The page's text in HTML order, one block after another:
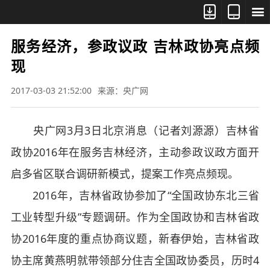



服务经济，参政议政 吉林政协亮点频
现
2017-03-03 21:52:00 来源：央广网
央广网3月3日北京消息（记者刘源源）吉林省
政协2016年在服务吉林经济，主动参政议政方面开
启多省区联合调研新模式，提案工作亮点频现。
2016年，吉林省政协参加了“全国政协东北三省
工业转型升级”专题调研。作为全国政协和吉林省政
协2016年度的重点协商议题，新春伊始，吉林省政
协主席黄燕明就带领部分住吉全国政协委员，历时4